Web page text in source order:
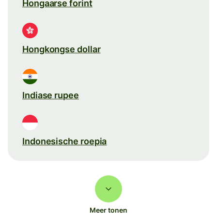
Hongaarse forint
Hongkongse dollar
Indiase rupee
Indonesische roepia
Meer tonen